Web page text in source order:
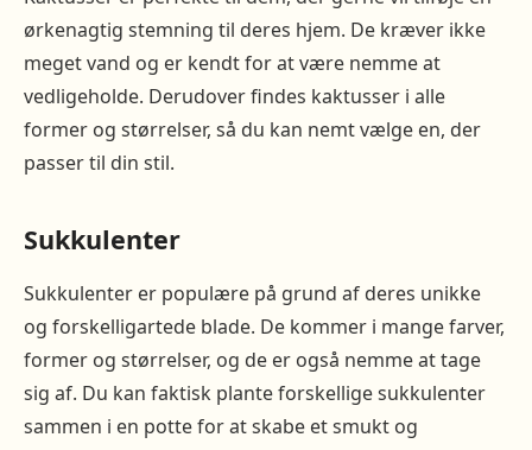
ørkenagtig stemning til deres hjem. De kræver ikke
meget vand og er kendt for at være nemme at
vedligeholde. Derudover findes kaktusser i alle
former og størrelser, så du kan nemt vælge en, der
passer til din stil.
Sukkulenter
Sukkulenter er populære på grund af deres unikke
og forskelligartede blade. De kommer i mange farver,
former og størrelser, og de er også nemme at tage
sig af. Du kan faktisk plante forskellige sukkulenter
sammen i en potte for at skabe et smukt og